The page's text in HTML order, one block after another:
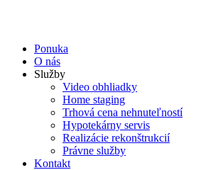
Ponuka
O nás
Služby
Video obhliadky
Home staging
Trhová cena nehnuteľností
Hypotekárny servis
Realizácie rekonštrukcií
Právne služby
Kontakt